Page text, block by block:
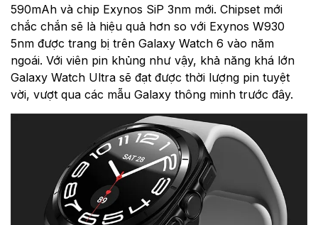
590mAh và chip Exynos SiP 3nm mới. Chipset mới
chắc chắn sẽ là hiệu quả hơn so với Exynos W930
5nm được trang bị trên Galaxy Watch 6 vào năm
ngoái. Với viên pin khủng như vậy, khả năng khá lớn
Galaxy Watch Ultra sẽ đạt được thời lượng pin tuyệt
vời, vượt qua các mẫu Galaxy thông minh trước đây.